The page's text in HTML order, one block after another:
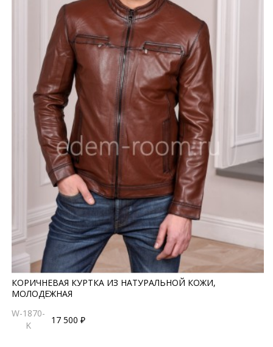
КОРИЧНЕВАЯ КУРТКА ИЗ НАТУРАЛЬНОЙ КОЖИ,
МОЛОДЕЖНАЯ
W-1870-
K
17 500 ₽